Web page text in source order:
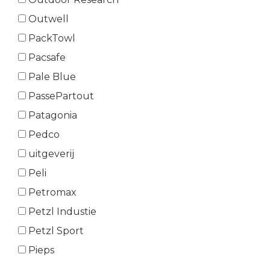
Outwell
PackTowl
Pacsafe
Pale Blue
PassePartout
Patagonia
Pedco
uitgeverij
Peli
Petromax
Petzl Industie
Petzl Sport
Pieps